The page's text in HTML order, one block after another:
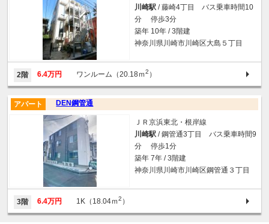
川崎駅 / 藤崎4丁目 バス乗車時間10
分 停歩3分
築年 10年 / 3階建
神奈川県川崎市川崎区大島５丁目
2階 6.4万円 ワンルーム（20.18ｍ2 ）
DEN鋼管通
アパート
ＪＲ京浜東北・根岸線
川崎駅 / 鋼管通3丁目 バス乗車時間9
分 停歩1分
築年 7年 / 3階建
神奈川県川崎市川崎区鋼管通３丁目
3階 6.4万円 1K（18.04ｍ2 ）